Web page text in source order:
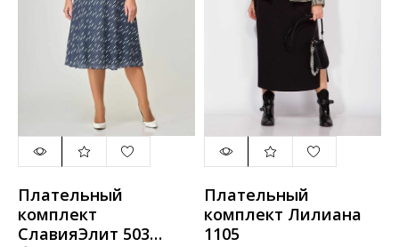
Плательный
комплект
СлавияЭлит 503
Плательный
комплект Лилиана
1105